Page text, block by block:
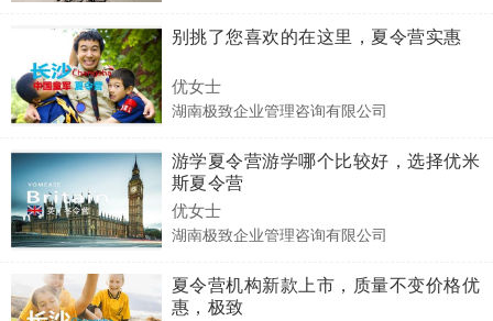
别挑了您喜欢的在这里，夏令营实惠
优女士
湖南极致企业管理咨询有限公司
游学夏令营游学哪个比较好，选择优米
斯夏令营
优女士
湖南极致企业管理咨询有限公司
夏令营机构新款上市，质量不变价格优
惠，极致